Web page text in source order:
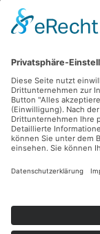
Vertrag widerrufen
Zahlungsarten
Sicher Einkaufen
Ladengeschäft
Newsletter